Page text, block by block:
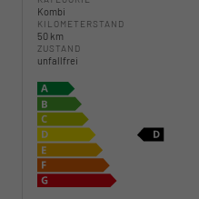
Kombi
KILOMETERSTAND
50 km
ZUSTAND
unfallfrei